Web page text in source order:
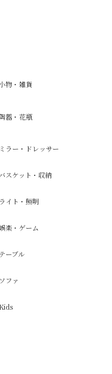
物・雑貨
器・花瓶
ミラー・ドレッサー
スケット・収納
ライト・照明
楽・ゲーム
テーブル
ソファ
Kids